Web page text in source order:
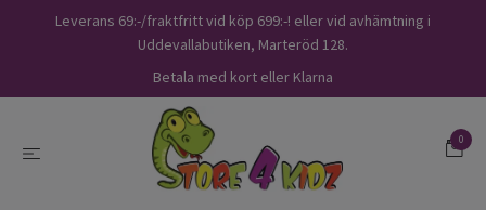
Leverans 69:-/fraktfritt vid köp 699:-! eller vid avhämtning i
Uddevallabutiken, Marteröd 128.
Betala med kort eller Klarna
0